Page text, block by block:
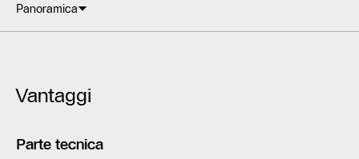
Panoramica
Vantaggi
Parte tecnica